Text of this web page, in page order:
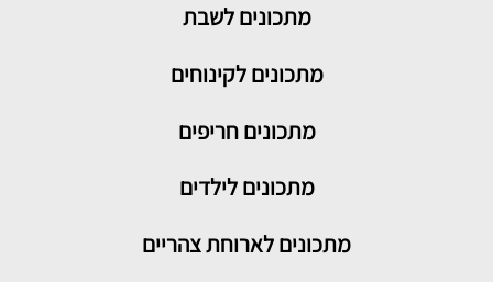
מתכוניםלשבת
מתכונים לקינוחים
מתכונים חריפים
מתכונים לילדים
מתכונים לארוחת צהריים